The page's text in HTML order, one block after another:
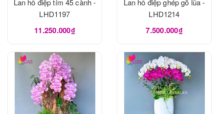
Lan hồ điệp tím 45 cành -
LHD1197
11.250.000₫
Lan hồ điệp ghép gỗ lũa -
LHD1214
7.500.000₫